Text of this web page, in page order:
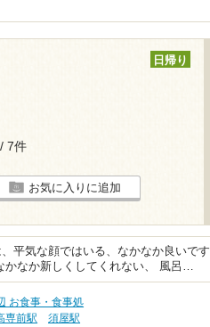
日帰り
/ 7件
お気に入りに追加
平気な顔ではいる、なかなか良いです
かなか新しくしてくれない、 風呂…
お食事・食事処
専前駅 須屋駅